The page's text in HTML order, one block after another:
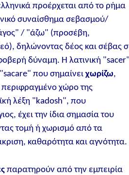
προέρχεται από το ρήμα
συναίσθημα σεβασμού/
/ "άζω" (προσέβη,
δηλώνοντας δέος και σέβας
δύναμη. Η λατινική
που σημαίνειχωρίζω,
χώρο της
λέξη "kadosh", που
έχει την ίδια σημασία του
τομή ή χωρισμό από τα
καθαρότητα και αγνότητα.
παρατηρούν από την εμπειρία